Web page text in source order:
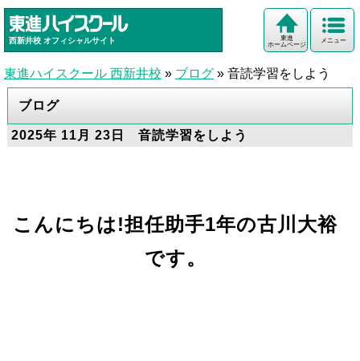
西新井校 オフィシャルサイト メニュー
東進
ホームページ
東進ハイスクール 西新井校 » ブログ » 音読学習をしよう
ブログ
2025年 11月 23日 音読学習をしよう
こんにちは!担任助手1年の古川大裕
です。